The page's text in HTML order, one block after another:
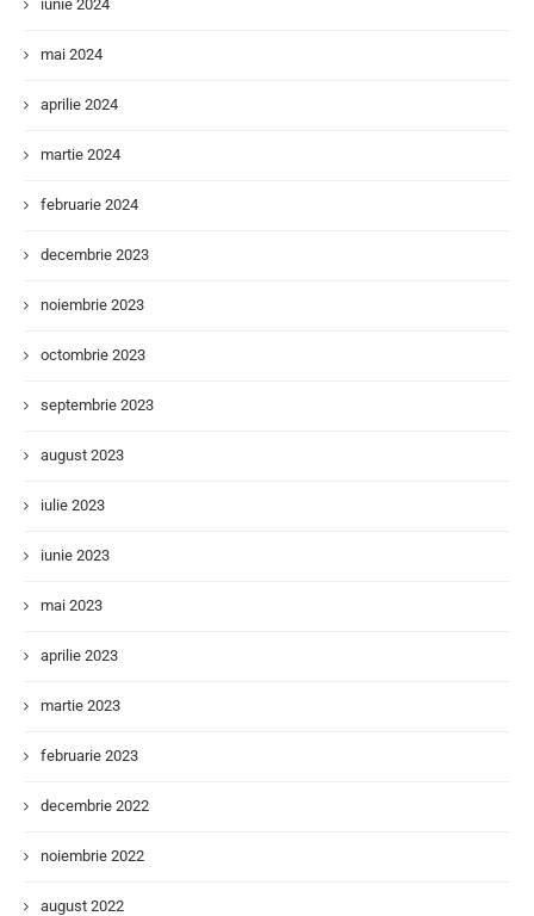
iunie 2024
mai 2024
aprilie 2024
martie 2024
februarie 2024
decembrie 2023
noiembrie 2023
octombrie 2023
septembrie 2023
august 2023
iulie 2023
iunie 2023
mai 2023
aprilie 2023
martie 2023
februarie 2023
decembrie 2022
noiembrie 2022
august 2022